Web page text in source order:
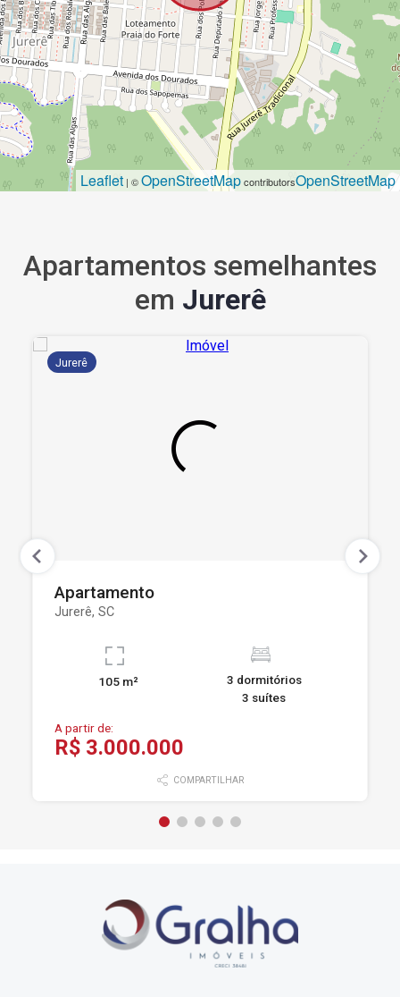
Leaflet | ©OpenStreetMapcontributorsOpenStreetMap
Apartamentos semelhantes
em Jurerê
Jurerê
Apartamento
Jurerê, SC
105 m²
3 dormitórios
3 suítes
A partir de:
R$ 3.000.000
COMPARTILHAR